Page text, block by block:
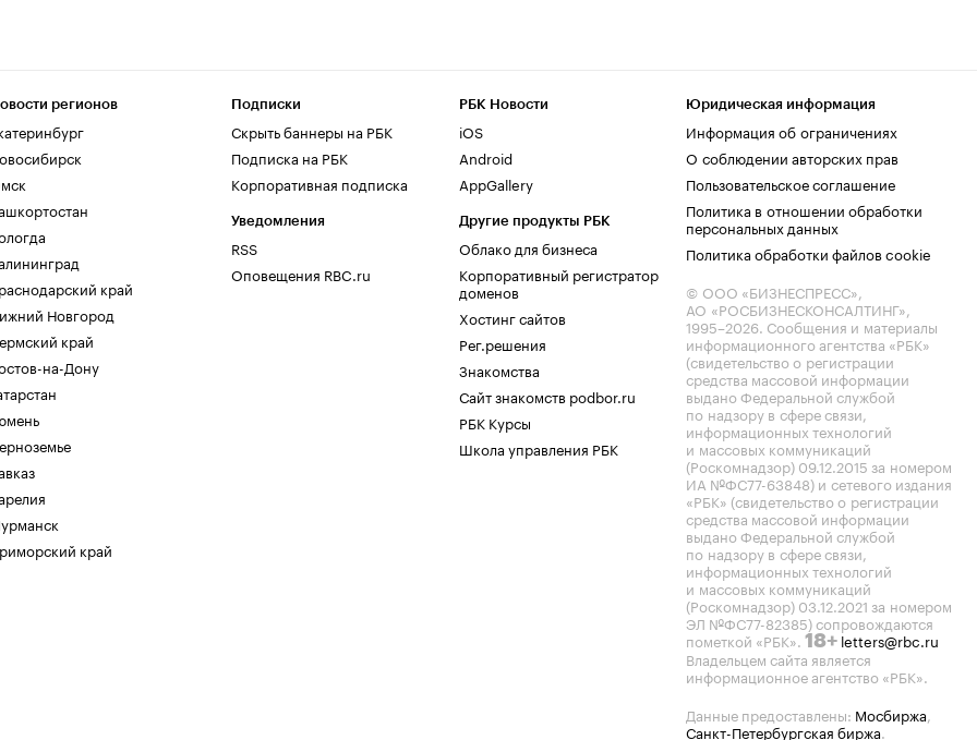
регионов
край
Новгород
край
на-Дону
край
Подписки
Скрыть баннеры на РБК
Подписка на РБК
Корпоративная подписка
Уведомления
RSS
Оповещения RBC.ru
РБК Новости
iOS
Android
AppGallery
Другие продукты РБК
Облако для бизнеса
Корпоративный регистратор
доменов
Хостинг сайтов
Рег.решения
Знакомства
Сайт знакомств podbor.ru
РБК Курсы
Школа управления РБК
Юридическая информация
Информация об ограничениях
О соблюдении авторских прав
Пользовательское соглашение
Политика в отношении обработки
персональных данных
Политика обработки файлов cookie
© ООО «БИЗНЕСПРЕСС»,
АО «РОСБИЗНЕСКОНСАЛТИНГ»,
1995–2026. Сообщения и материалы
информационного агентства «РБК»
(свидетельство о регистрации
средства массовой информации
выдано Федеральной службой
по надзору в сфере связи,
информационных технологий
и массовых коммуникаций
(Роскомнадзор) 09.12.2015 за номером
ИА №ФС77-63848) и сетевого издания
«РБК» (свидетельство о регистрации
средства массовой информации
выдано Федеральной службой
по надзору в сфере связи,
информационных технологий
и массовых коммуникаций
(Роскомнадзор) 03.12.2021 за номером
ЭЛ №ФС77-82385) сопровождаются
пометкой «РБК». 18+ letters@rbc.ru
Владельцем сайта является
информационное агентство «РБК».
Данные предоставлены: Мосбиржа,
Санкт-Петербургская биржа.